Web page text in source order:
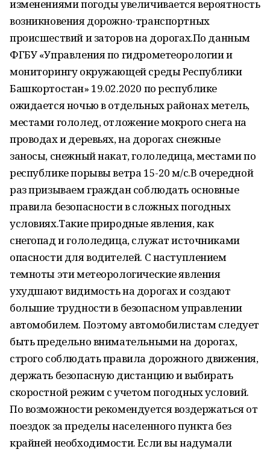
изменениями погоды увеличивается вероятность
возникновения дорожно-транспортных
происшествий и заторов на дорогах.По данным
ФГБУ «Управления по гидрометеорологии и
мониторингу окружающей среды Республики
Башкортостан» 19.02.2020 по республике
ожидается ночью в отдельных районах метель,
местами гололед, отложение мокрого снега на
проводах и деревьях, на дорогах снежные
заносы, снежный накат, гололедица, местами по
республике порывы ветра 15-20 м/с.В очередной
раз призываем граждан соблюдать основные
правила безопасности в сложных погодных
условиях.Такие природные явления, как
снегопад и гололедица, служат источниками
опасности для водителей. С наступлением
темноты эти метеорологические явления
ухудшают видимость на дорогах и создают
большие трудности в безопасном управлении
автомобилем. Поэтому автомобилистам следует
быть предельно внимательными на дорогах,
строго соблюдать правила дорожного движения,
держать безопасную дистанцию и выбирать
скоростной режим с учетом погодных условий.
По возможности рекомендуется воздержаться от
поездок за пределы населенного пункта без
крайней необходимости. Если вы надумали